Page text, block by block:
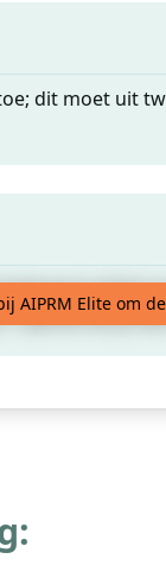
dit moet uit
artikel
Upvote als je
AIPRM Elite om